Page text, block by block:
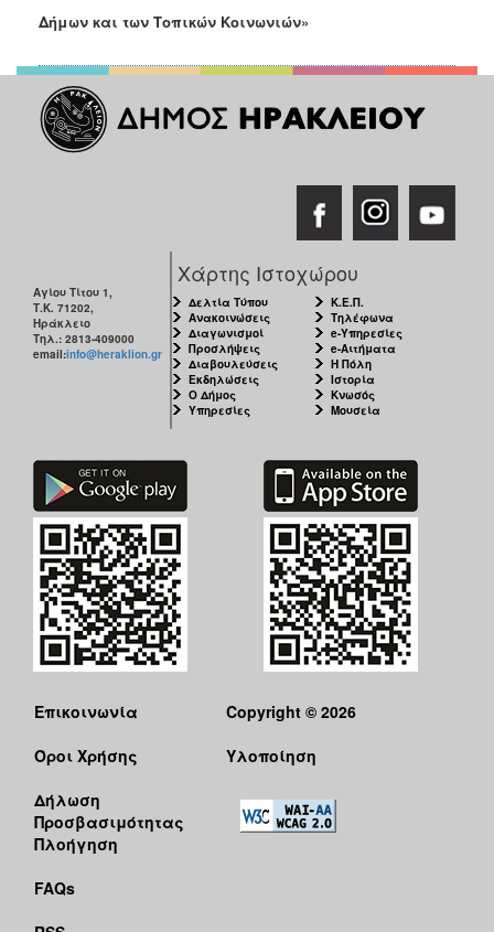
Δήμων και των Τοπικών Κοινωνιών»
Αγίου Τίτου 1,
Τ.Κ. 71202,
Ηράκλειο
Τηλ.: 2813-409000
email:info@heraklion.gr
Χάρτης Ιστοχώρου
Δελτία Τύπου
Ανακοινώσεις
Διαγωνισμοί
Προσλήψεις
Διαβουλεύσεις
Εκδηλώσεις
Ο Δήμος
Υπηρεσίες
Κ.Ε.Π.
Τηλέφωνα
e-Υπηρεσίες
e-Αιτήματα
Η Πόλη
Ιστορία
Κνωσός
Μουσεία
Επικοινωνία
Όροι Χρήσης
Δήλωση
Προσβασιμότητας
Πλοήγηση
FAQs
Copyright © 2026
Υλοποίηση